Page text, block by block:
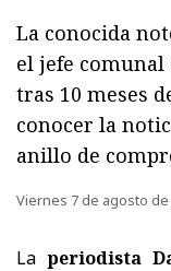
La conocida
el jefe comunal
tras 10 meses
conocer la
anillo de
Viernes 7 de agosto de
Laperiodista